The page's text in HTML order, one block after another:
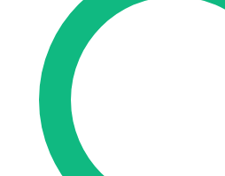
Se connecter